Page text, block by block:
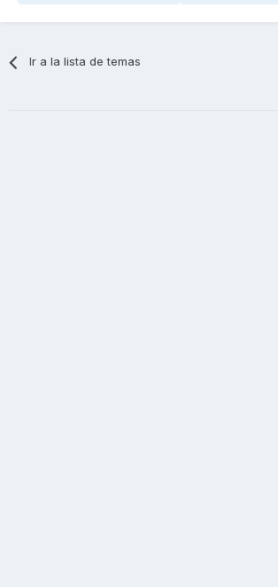
Ir a la lista de temas